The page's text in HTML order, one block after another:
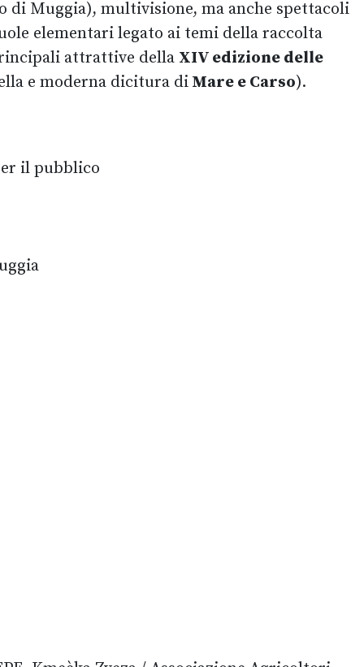
di Muggia), multivisione, ma anche spettacoli
elementari legato ai temi della raccolta
attrattive della XIV edizione delle
e moderna dicitura di Mare e Carso).
il pubblico